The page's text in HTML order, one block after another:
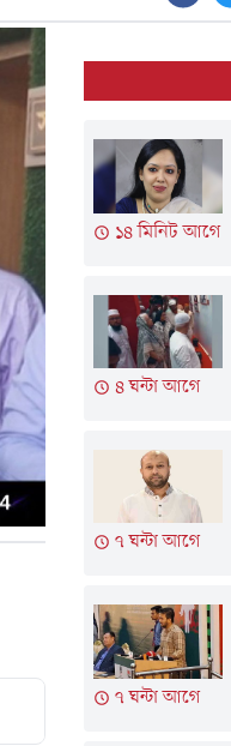
১৪ মিনিট আগে
৪ ঘন্টা আগে
৭ ঘন্টা আগে
৭ ঘন্টা আগে